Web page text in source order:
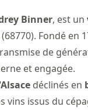
Binner, est un
(68770). Fondé en
de
et engagée.
déclinés en
vins issus du